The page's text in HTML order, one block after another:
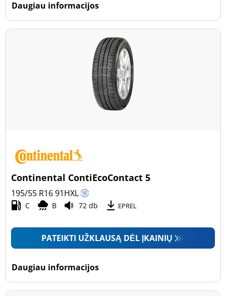
Daugiau informacijos
Continental ContiEcoContact 5
195/55 R1691HXL
C B 72 db EPREL
PATEIKTI UŽKLAUSĄ DĖL ĮKAINIŲ
Daugiau informacijos